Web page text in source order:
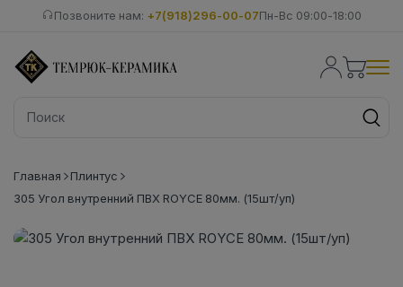
Позвоните нам: +7(918)296-00-07Пн-Вс 09:00-18:00
Главная
Плинтус
305 Угол внутренний ПВХ ROYCE 80мм. (15шт/уп)